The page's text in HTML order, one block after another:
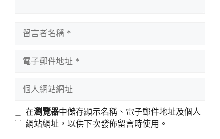
址
站
在瀏覽器中儲存顯示名稱、電子郵件地址及個人
網站網址，以供下次發佈留言時使用。